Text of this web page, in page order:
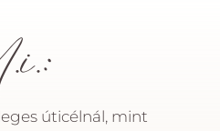
úticélnál, mint